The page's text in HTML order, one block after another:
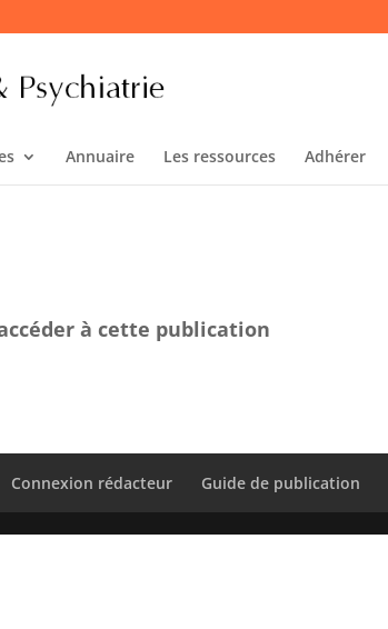
Annuaire Les ressources Adhérer
à cette publication
Connexion rédacteur Guide de publication